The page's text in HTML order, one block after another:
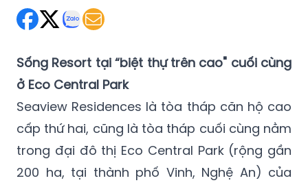
Sống Resort tại “biệt thự trên cao" cuối cùng
ở Eco Central Park
Seaview Residences là tòa tháp căn hộ cao
cấp thứ hai, cũng là tòa tháp cuối cùng nằm
trong đại đô thị Eco Central Park (rộng gần
200 ha, tại thành phố Vinh, Nghệ An) của